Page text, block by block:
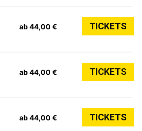
ab 44,00 € TICKETS
ab 44,00 € TICKETS
ab 44,00 € TICKETS